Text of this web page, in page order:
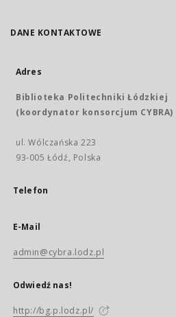
DANE KONTAKTOWE
Adres
Biblioteka Politechniki Łódzkiej
(koordynator konsorcjum CYBRA)
ul. Wólczańska 223
93-005 Łódź, Polska
Telefon
E-Mail
admin@cybra.lodz.pl
Odwiedź nas!
http://bg.p.lodz.pl/